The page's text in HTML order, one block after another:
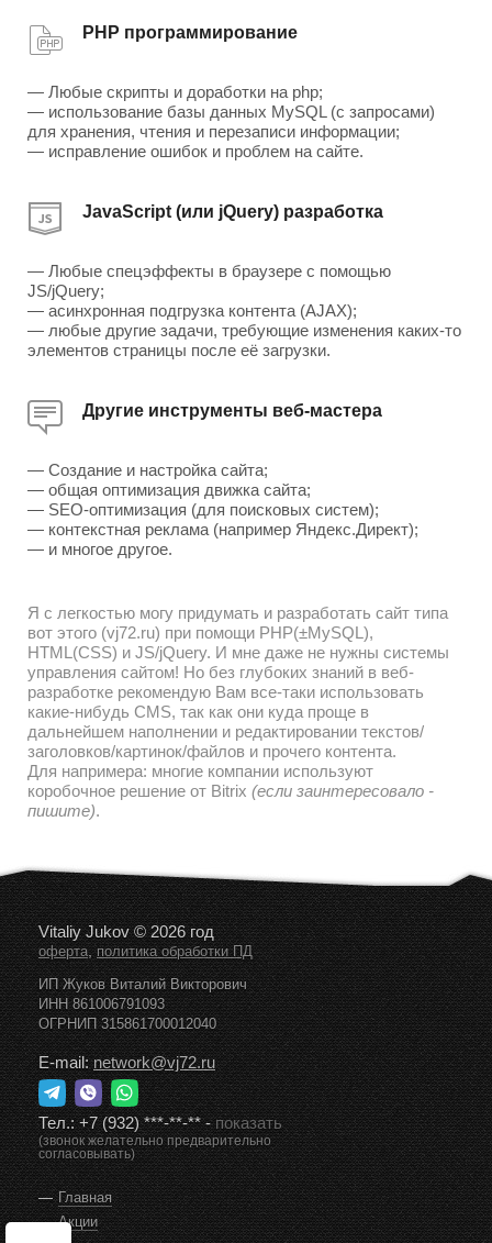
PHP программирование
— Любые скрипты и доработки на php;
— использование базы данных MySQL (с запросами)
для хранения, чтения и перезаписи информации;
— исправление ошибок и проблем на сайте.
JavaScript (или jQuery) разработка
— Любые спецэффекты в браузере с помощью
JS/jQuery;
— асинхронная подгрузка контента (AJAX);
— любые другие задачи, требующие изменения каких-то
элементов страницы после её загрузки.
Другие инструменты веб-мастера
— Создание и настройка сайта;
— общая оптимизация движка сайта;
— SEO-оптимизация (для поисковых систем);
— контекстная реклама (например Яндекс.Директ);
— и многое другое.
Я с легкостью могу придумать и разработать сайт типа
вот этого (vj72.ru) при помощи PHP(±MySQL),
HTML(CSS) и JS/jQuery. И мне даже не нужны системы
управления сайтом! Но без глубоких знаний в веб-
разработке рекомендую Вам все-таки использовать
какие-нибудь CMS, так как они куда проще в
дальнейшем наполнении и редактировании текстов/
заголовков/картинок/файлов и прочего контента.
Для напримера: многие компании используют
коробочное решение от Bitrix (если заинтересовало -
пишите).
Vitaliy Jukov © 2026 год
оферта,политика обработки ПД
ИП Жуков Виталий Викторович
ИНН 861006791093
ОГРНИП 315861700012040
E-mail:network@vj72.ru
Тел.:+7 (932) ***-**-**-показать
(звонок желательно предварительно
согласовывать)
Главная
Акции